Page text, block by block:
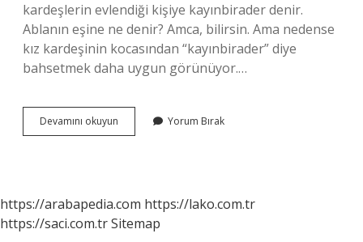
kardeşlerin evlendiği kişiye kayınbirader denir.
Ablanın eşine ne denir? Amca, bilirsin. Ama nedense
kız kardeşinin kocasından “kayınbirader” diye
bahsetmek daha uygun görünüyor.…
Devamını okuyun
Ne
Yorum Bırak
https://arabapedia.com https://lako.com.tr
https://saci.com.trSitemap